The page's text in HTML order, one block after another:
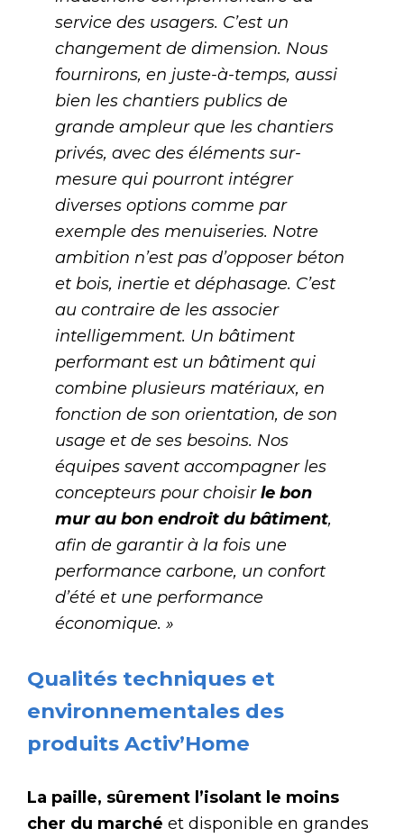
service des usagers. C’est un
changement de dimension. Nous
fournirons, en juste-à-temps, aussi
bien les chantiers publics de
grande ampleur que les chantiers
privés, avec des éléments sur-
mesure qui pourront intégrer
diverses options comme par
exemple des menuiseries. Notre
ambition n’est pas d’opposer béton
et bois, inertie et déphasage. C’est
au contraire de les associer
intelligemment. Un bâtiment
performant est un bâtiment qui
combine plusieurs matériaux, en
fonction de son orientation, de son
usage et de ses besoins. Nos
équipes savent accompagner les
concepteurs pour choisirle bon
mur au bon endroit du bâtiment,
afin de garantir à la fois une
performance carbone, un confort
d’été et une performance
économique. »
Qualités techniques et
environnementales des
produits Activ’Home
La paille, sûrement l’isolant le moins
cher du marché et disponible en grandes